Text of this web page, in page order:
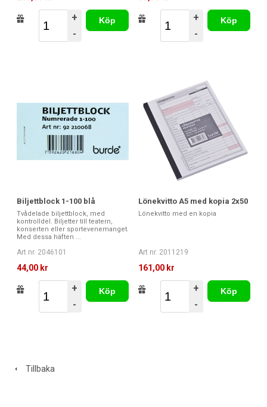
+
-
Köp
+
-
Köp
Biljettblock 1-100 blå
Tvådelade biljettblock, med
kontrolldel. Biljetter till teatern,
konserten eller sportevenemanget.
Med dessa häften ...
Art nr. 2046101
44,00 kr
+
-
Köp
Lönekvitto A5 med kopia 2x50
Lönekvitto med en kopia
Art nr. 2011219
161,00 kr
+
-
Köp
Tillbaka